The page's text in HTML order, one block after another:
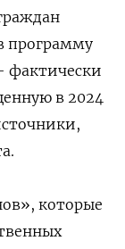
программу
фактически
в 2024
которые